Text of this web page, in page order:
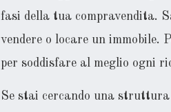
fasi della tua compravendita.
vendere o locare un immobile.
per soddisfare al meglio ogni
Se stai cercando una